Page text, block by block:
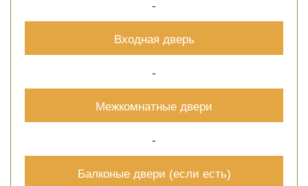
-
Входная дверь
-
Межкомнатные двери
-
Балконые двери (если есть)